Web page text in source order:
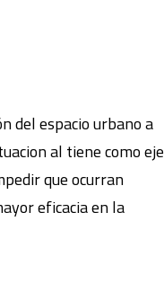
del espacio urbano a
al tiene como eje
que ocurran
eficacia en la